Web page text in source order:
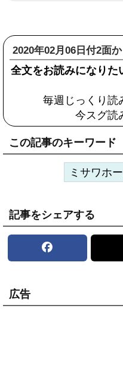
2020年02月06日付2面
全文をお読みになりた
毎週じっくり読
今スグ読
この記事のキーワード
ミサワホ
記事をシェアする
広告